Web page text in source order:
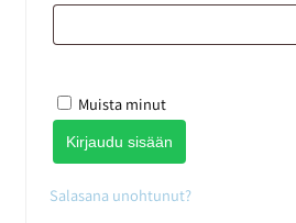
Muista minut
Kirjaudu sisään
Salasana unohtunut?